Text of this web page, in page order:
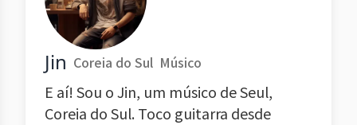
Jin Coreia do Sul Músico
E aí! Sou o Jin, um músico de Seul,
Coreia do Sul. Toco guitarra desde